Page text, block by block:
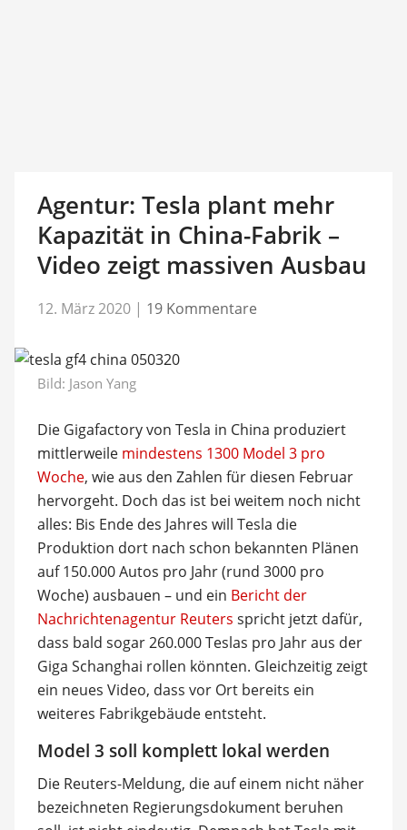
Agentur: Tesla plant mehr
Kapazität in China-Fabrik –
Video zeigt massiven Ausbau
12. März 2020 | 19 Kommentare
Bild: Jason Yang
Die Gigafactory von Tesla in China produziert
mittlerweile mindestens 1300 Model 3 pro
Woche, wie aus den Zahlen für diesen Februar
hervorgeht. Doch das ist bei weitem noch nicht
alles: Bis Ende des Jahres will Tesla die
Produktion dort nach schon bekannten Plänen
auf 150.000 Autos pro Jahr (rund 3000 pro
Woche) ausbauen – und ein Bericht der
Nachrichtenagentur Reuters spricht jetzt dafür,
dass bald sogar 260.000 Teslas pro Jahr aus der
Giga Schanghai rollen könnten. Gleichzeitig zeigt
ein neues Video, dass vor Ort bereits ein
weiteres Fabrikgebäude entsteht.
Model 3 soll komplett lokal werden
Die Reuters-Meldung, die auf einem nicht näher
bezeichneten Regierungsdokument beruhen